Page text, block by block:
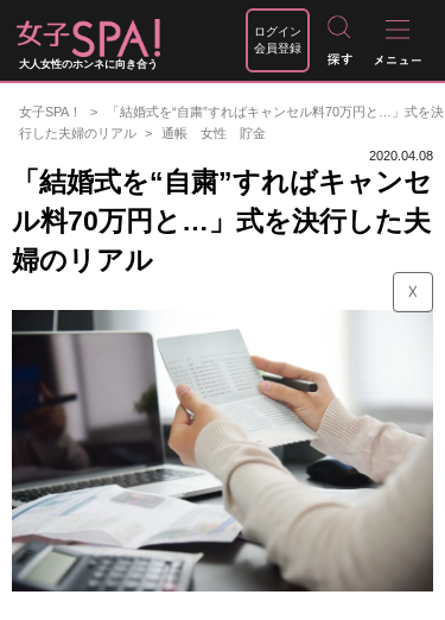
大人女性のホンネに向き合う
ログイン
会員登録
女子SPA！
「結婚式を“自粛”すればキャンセル料70万円と…」式を決
行した夫婦のリアル
通帳 女性 貯金
2020.04.08
「結婚式を“自粛”すればキャンセ
ル料70万円と…」式を決行した夫
婦のリアル
☓